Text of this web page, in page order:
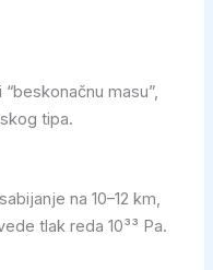
masu”,
tipa.
na 10–12 km,
tlak reda 10³³ Pa.